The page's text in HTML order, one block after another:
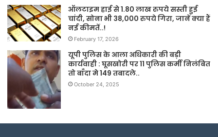
ऑलटाइम हाई से 1.80 लाख रुपये सस्ती हुई
चांदी, सोना भी 38,000 रुपये गिरा, जानें क्या हैं
नई कीमतें..!
February 17, 2026
यूपी पुलिस के आला अधिकारी की बड़ी
कार्यवाही : घूसखोरी पर 11 पुलिस कर्मी निलंबित
तो बाँदा मे 149 तबादले..
October 24, 2025